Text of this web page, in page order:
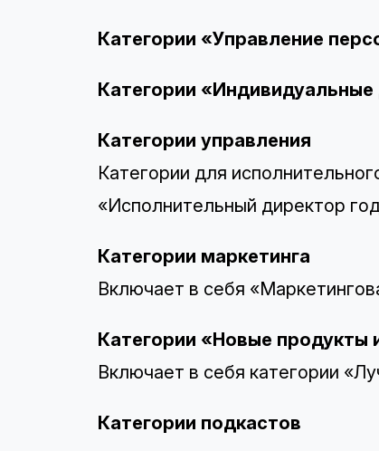
Категории «Управление
Категории
Категории управления
Категории для
«Исполнительный директор
Категории маркетинга
Включает в себя
Категории «Новые продукты
Включает в себя категории
Категории подкастов